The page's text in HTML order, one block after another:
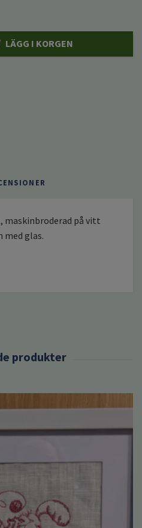
LÄGG I KORGEN
maskinbroderad på vitt
med glas.